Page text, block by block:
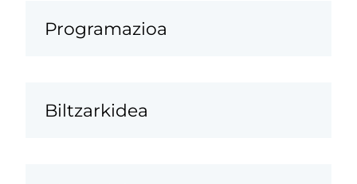
Programazioa
Biltzarkidea